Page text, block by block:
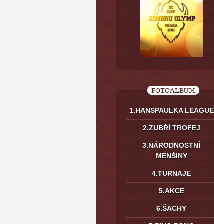
FOTOALBUM
1.HANSPAULKA LEAGUE
2.ZUBŘÍ TROFEJ
3.NÁRODNOSTNÍ
MENŠINY
4.TURNAJE
5.AKCE
6.ŠACHY